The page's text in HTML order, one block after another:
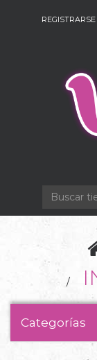
REGISTRARSE
Categorías